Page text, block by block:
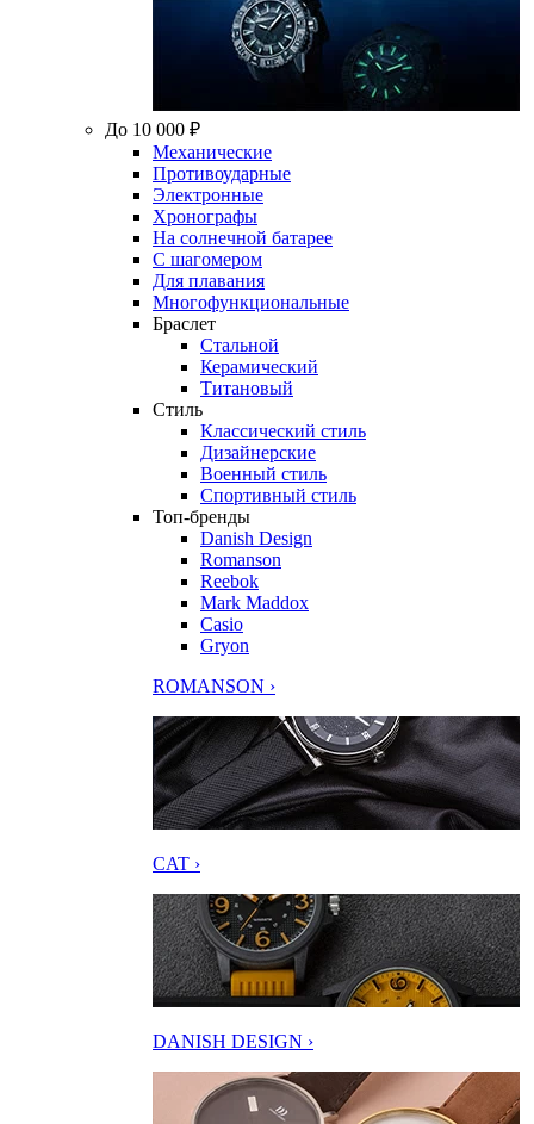
До 10 000 ₽
Механические
Противоударные
Электронные
Хронографы
На солнечной батарее
С шагомером
Для плавания
Многофункциональные
Браслет
Стальной
Керамический
Титановый
Стиль
Классический стиль
Дизайнерские
Военный стиль
Спортивный стиль
Топ-бренды
Danish Design
Romanson
Reebok
Mark Maddox
Casio
Gryon
ROMANSON ›
CAT ›
DANISH DESIGN ›